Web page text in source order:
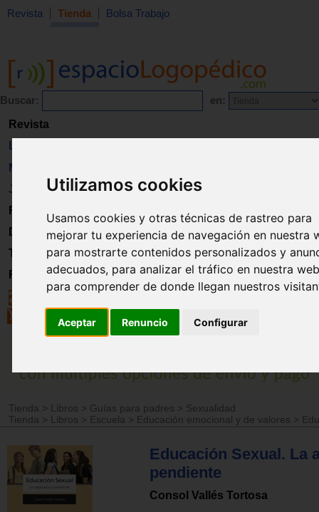
Utilizamos cookies
Usamos cookies y otras técnicas de rastreo para
mejorar tu experiencia de navegación en nuestra
para mostrarte contenidos personalizados y
adecuados, para analizar el tráfico en nuestra
para comprender de donde llegan nuestros
Aceptar Renuncio Configurar
Revista Tienda Bolsa Trabajo
Buscar: en:
Revista
Libros
Material
Juguetes
Formación
Directorio
Trabajo
Registro
Tienda > Libros > Guías para padres > Sexualidad
Tienda
> Libros > Escuela > Educación emocional y de valores >
Educación Sexual. La
pendiente
Consol Vallés Tortosa